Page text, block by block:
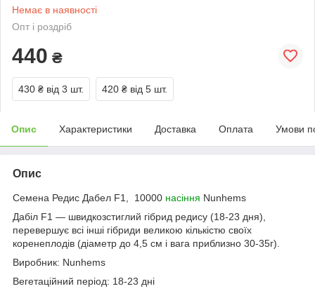
Немає в наявності
Опт і роздріб
440 ₴
430 ₴ від 3 шт. 420 ₴ від 5 шт.
Опис Характеристики Доставка Оплата Умови
Опис
Семена Редис Дабел F1, 10000 насіння Nunhems
Дабіл F1 — швидкозстиглий гібрид редису (18-23 дня),
перевершує всі інші гібриди великою кількістю своїх
коренеплодів (діаметр до 4,5 см і вага приблизно 30-35г).
Виробник: Nunhems
Вегетаційний період: 18-23 дні